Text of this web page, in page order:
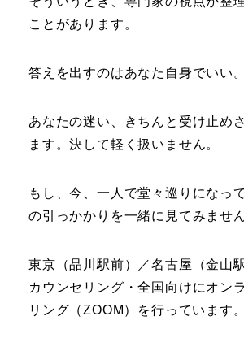
ことがあります。
答えを出すのはあなた自身でいい。
あなたの迷い、きちんと受け止め
ます。決して軽く扱いません。
もし、今、一人で堂々巡りになっ
の引っかかりを一緒に見てみません
東京（品川駅前）／名古屋（金山
カウンセリング・全国向けにオン
リング（ZOOM）を行っています。